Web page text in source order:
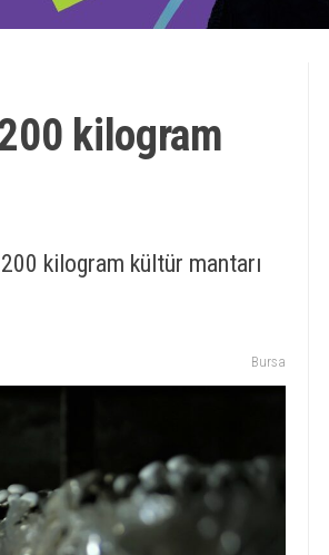
kilogram
kilogram kültür mantarı
Bursa